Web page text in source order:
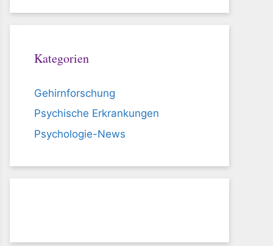
Kategorien
Gehirnforschung
Psychische Erkrankungen
Psychologie-News